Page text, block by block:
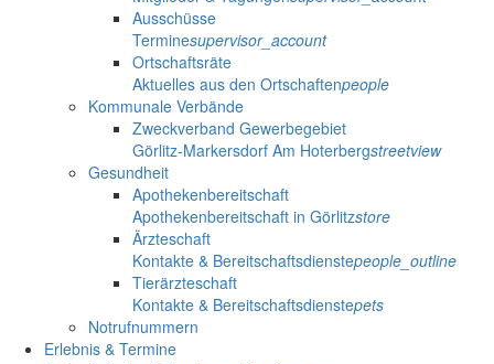
Ausschüsse
Terminesupervisor_account
Ortschaftsräte
Aktuelles aus den Ortschaftenpeople
Kommunale Verbände
Zweckverband Gewerbegebiet
Görlitz-Markersdorf Am Hoterbergstreetview
Gesundheit
Apothekenbereitschaft
Apothekenbereitschaft in Görlitzstore
Ärzteschaft
Kontakte & Bereitschaftsdienstepeople_outline
Tierärzteschaft
Kontakte & Bereitschaftsdienstepets
Notrufnummern
Erlebnis & Termine